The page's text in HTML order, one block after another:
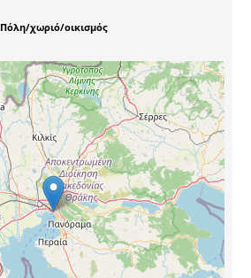
Πόλη/χωριό/οικισμός